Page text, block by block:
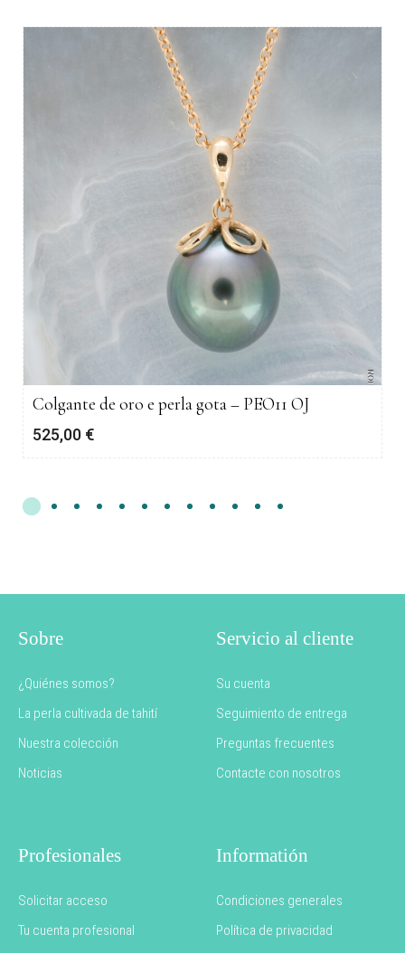
Colgante de oro e perla gota – PEO11 OJ
525,00 €
Sobre
¿Quiénes somos?
La perla cultivada de tahití
Nuestra colección
Noticias
Servicio al cliente
Su cuenta
Seguimiento de entrega
Preguntas frecuentes
Contacte con nosotros
Profesionales
Solicitar acceso
Tu cuenta profesional
Informatión
Condiciones generales
Política de privacidad